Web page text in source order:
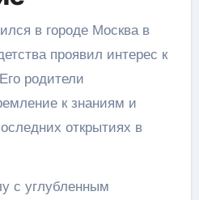
в городе Москва в
проявил интерес к
родители
к знаниям и
открытиях в
с углубленным